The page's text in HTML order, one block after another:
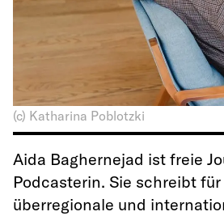
(c) Katharina Poblotzki
Aida Baghernejad ist freie
Podcasterin. Sie schreibt
überregionale und